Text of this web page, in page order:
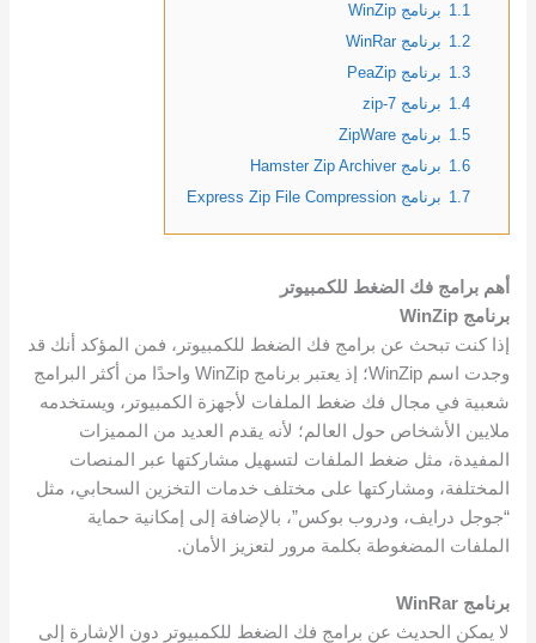
1.1 برنامج WinZip
1.2 برنامج WinRar
1.3 برنامج PeaZip
1.4 برنامج 7-zip
1.5 برنامج ZipWare
1.6 برنامج Hamster Zip Archiver
1.7 برنامج Express Zip File Compression
أهم برامج فك الضغط للكمبيوتر
برنامج WinZip
إذا كنت تبحث عن برامج فك الضغط للكمبيوتر، فمن المؤكد أنك قد
وجدت اسم WinZip؛ إذ يعتبر برنامج WinZip واحدًا من أكثر البرامج
شعبية في مجال فك ضغط الملفات لأجهزة الكمبيوتر، ويستخدمه
ملايين الأشخاص حول العالم؛ لأنه يقدم العديد من المميزات
المفيدة، مثل ضغط الملفات لتسهيل مشاركتها عبر المنصات
المختلفة، ومشاركتها على مختلف خدمات التخزين السحابي، مثل
“جوجل درايف، ودروب بوكس”، بالإضافة إلى إمكانية حماية
الملفات المضغوطة بكلمة مرور لتعزيز الأمان.
برنامج WinRar
لا يمكن الحديث عن برامج فك الضغط للكمبيوتر دون الإشارة إلى